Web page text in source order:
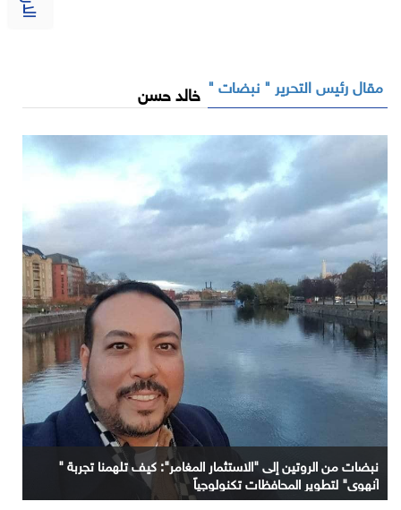
مقال رئيس التحرير " نبضات " خالد حسن
نبضات من الروتين إلى "الاستثمار المغامر": كيف تلهمنا تجربة "
آنهوي" لتطوير المحافظات تكنولوجياً